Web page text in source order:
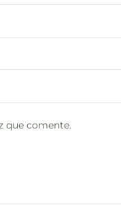
que comente.